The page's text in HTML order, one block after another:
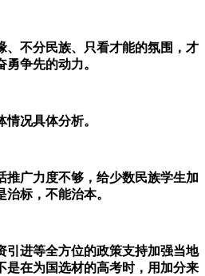
、不分民族、只看才能的氛围，才
争先的动力。
况具体分析。
推广力度不够，给少数民族学生加
标，不能治本。
引进等全方位的政策支持加强当地
是在为国选材的高考时，用加分来